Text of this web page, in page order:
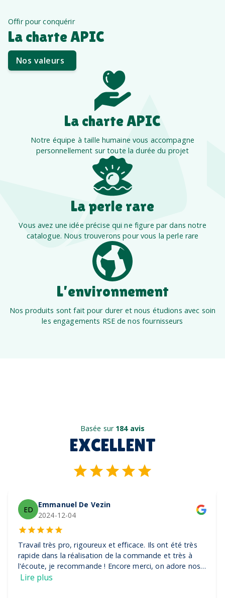
Offir pour conquérir
La charte APIC
Nos valeurs
La charte APIC
Notre équipe à taille humaine vous accompagne
personnellement sur toute la durée du projet
La perle rare
Vous avez une idée précise qui ne figure par dans notre
catalogue. Nous trouverons pour vous la perle rare
L’environnement
Nos produits sont fait pour durer et nous étudions avec soin
les engagements RSE de nos fournisseurs
Basée sur 184 avis
EXCELLENT
ED
Emmanuel De Vezin
2024-12-04
Travail très pro, rigoureux et efficace. Ils ont été très
rapide dans la réalisation de la commande et très à
l'écoute, je recommande ! Encore merci, on adore nos
casquettes
Lire plus